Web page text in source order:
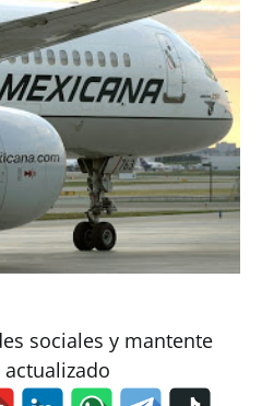
sociales y mantente